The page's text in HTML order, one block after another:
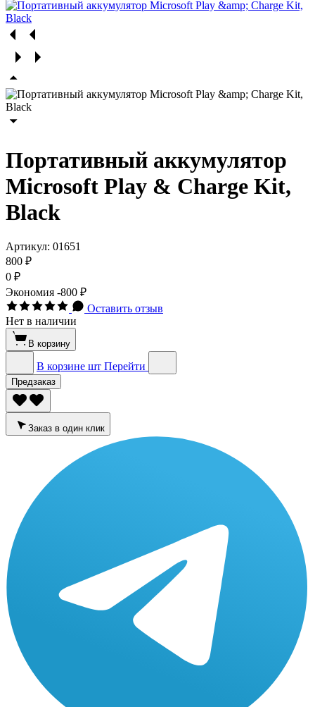
Портативный аккумулятор
Microsoft Play & Charge Kit,
Black
Артикул: 01651
800 ₽
0 ₽
Экономия -800 ₽
Оставить отзыв
Нет в наличии
В корзину
В корзине шт Перейти
Предзаказ
Заказ в один клик